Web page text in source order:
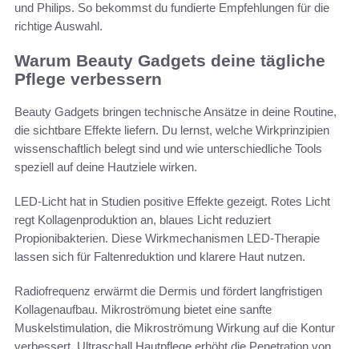
und Philips. So bekommst du fundierte Empfehlungen für die
richtige Auswahl.
Warum Beauty Gadgets deine tägliche
Pflege verbessern
Beauty Gadgets bringen technische Ansätze in deine Routine,
die sichtbare Effekte liefern. Du lernst, welche Wirkprinzipien
wissenschaftlich belegt sind und wie unterschiedliche Tools
speziell auf deine Hautziele wirken.
LED-Licht hat in Studien positive Effekte gezeigt. Rotes Licht
regt Kollagenproduktion an, blaues Licht reduziert
Propionibakterien. Diese Wirkmechanismen LED-Therapie
lassen sich für Faltenreduktion und klarere Haut nutzen.
Radiofrequenz erwärmt die Dermis und fördert langfristigen
Kollagenaufbau. Mikroströmung bietet eine sanfte
Muskelstimulation, die Mikroströmung Wirkung auf die Kontur
verbessert. Ultraschall Hautpflege erhöht die Penetration von